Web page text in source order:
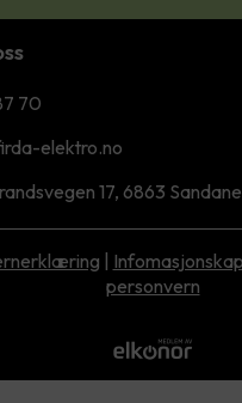
70
elektro.no
17, 6863 Sandane
|
personvern